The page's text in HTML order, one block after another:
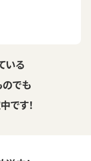
いる
でも
です！